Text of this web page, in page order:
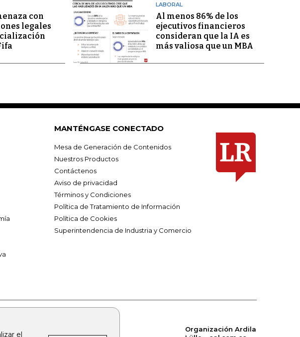
el
con
legales
LABORAL
Al menos 86% de los
ejecutivos financieros
consideran que la IA es
más valiosa que un MBA
MANTÉNGASE CONECTADO
Mesa de Generación de Contenidos
Nuestros Productos
Contáctenos
Aviso de privacidad
Términos y Condiciones
Política de Tratamiento de Información
Política de Cookies
Superintendencia de Industria y Comercio
bolsaencolombia.com
Organización Ardila